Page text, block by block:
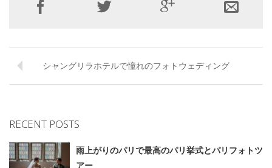
シャングリラホテルで憧れのフォトウェディング
RECENT POSTS
雨上がりのパリで最高のパリ挙式とパリフォトツ
アー